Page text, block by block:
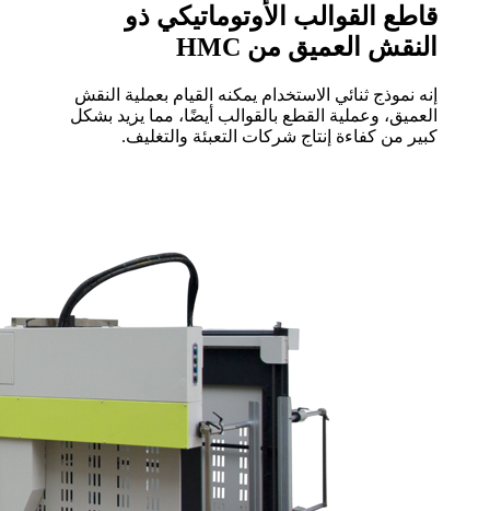
قاطع القوالب الأوتوماتيكي ذو
النقش العميق من HMC
إنه نموذج ثنائي الاستخدام يمكنه القيام بعملية النقش
العميق، وعملية القطع بالقوالب أيضًا، مما يزيد بشكل
كبير من كفاءة إنتاج شركات التعبئة والتغليف.